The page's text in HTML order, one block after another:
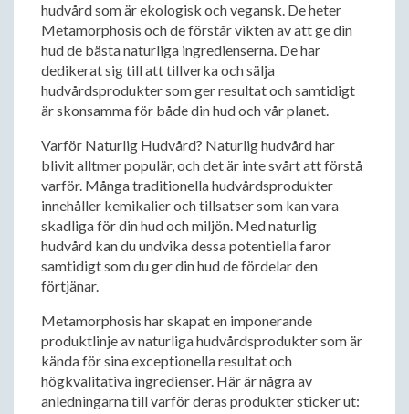
hudvård som är ekologisk och vegansk. De heter
Metamorphosis och de förstår vikten av att ge din
hud de bästa naturliga ingredienserna. De har
dedikerat sig till att tillverka och sälja
hudvårdsprodukter som ger resultat och samtidigt
är skonsamma för både din hud och vår planet.
Varför Naturlig Hudvård? Naturlig hudvård har
blivit alltmer populär, och det är inte svårt att förstå
varför. Många traditionella hudvårdsprodukter
innehåller kemikalier och tillsatser som kan vara
skadliga för din hud och miljön. Med naturlig
hudvård kan du undvika dessa potentiella faror
samtidigt som du ger din hud de fördelar den
förtjänar.
Metamorphosis har skapat en imponerande
produktlinje av naturliga hudvårdsprodukter som är
kända för sina exceptionella resultat och
högkvalitativa ingredienser. Här är några av
anledningarna till varför deras produkter sticker ut: